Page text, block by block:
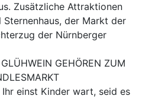
Zusätzliche Attraktionen
der Markt der
der Nürnberger
GEHÖREN ZUM
Ihr einst Kinder wart, seid es